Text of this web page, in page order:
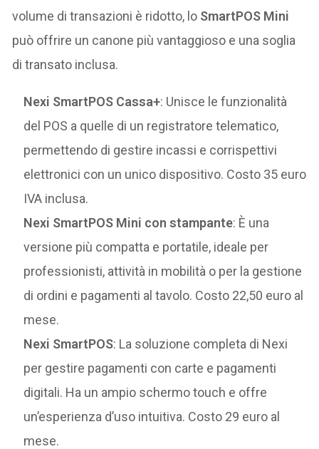
volume di transazioni è ridotto, lo SmartPOS Mini
può offrire un canone più vantaggioso e una soglia
di transato inclusa.
Nexi SmartPOS Cassa+: Unisce le funzionalità
del POS a quelle di un registratore telematico,
permettendo di gestire incassi e corrispettivi
elettronici con un unico dispositivo. Costo 35 euro
IVA inclusa.
Nexi SmartPOS Mini con stampante: È una
versione più compatta e portatile, ideale per
professionisti, attività in mobilità o per la gestione
di ordini e pagamenti al tavolo. Costo 22,50 euro al
mese.
Nexi SmartPOS: La soluzione completa di Nexi
per gestire pagamenti con carte e pagamenti
digitali. Ha un ampio schermo touch e offre
un’esperienza d’uso intuitiva. Costo 29 euro al
mese.